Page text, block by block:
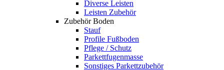
Diverse Leisten
Leisten Zubehör
Zubehör Boden
Stauf
Profile Fußboden
Pflege / Schutz
Parkettfugenmasse
Sonstiges Parkettzubehör